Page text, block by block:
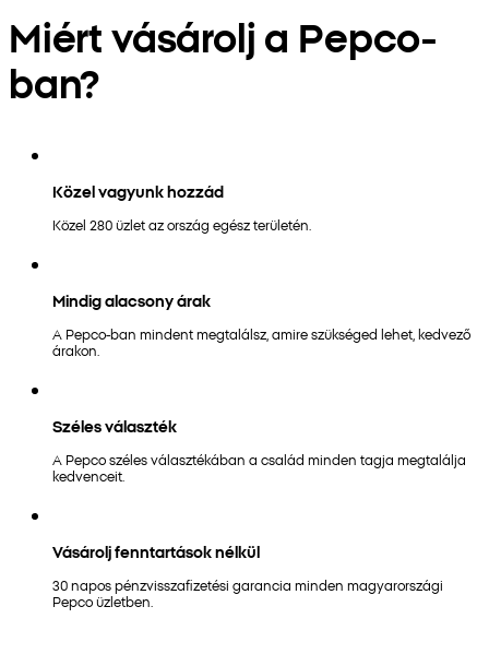
Miért vásárolj a Pepco-
ban?
Közel vagyunk hozzád
Közel 280 üzlet az ország egész területén.
Mindig alacsony árak
A Pepco-ban mindent megtalálsz, amire szükséged lehet, kedvező
árakon.
Széles választék
A Pepco széles választékában a család minden tagja megtalálja
kedvenceit.
Vásárolj fenntartások nélkül
30 napos pénzvisszafizetési garancia minden magyarországi
Pepco üzletben.